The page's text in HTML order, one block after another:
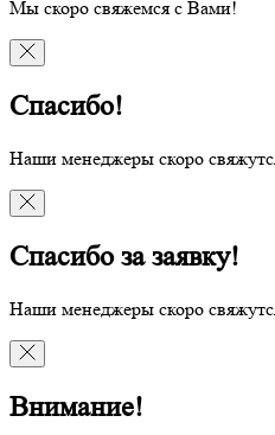
Мы скоро свяжемся с Вами!
Спасибо!
Наши менеджеры скоро
Спасибо за заявку!
Наши менеджеры скоро
Внимание!